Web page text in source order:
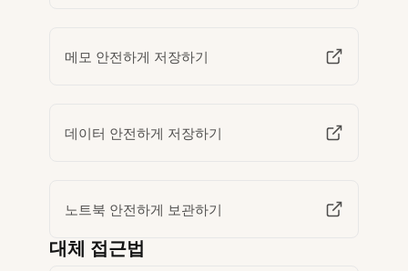
메모 안전하게 저장하기
데이터 안전하게 저장하기
노트북 안전하게 보관하기
대체 접근법